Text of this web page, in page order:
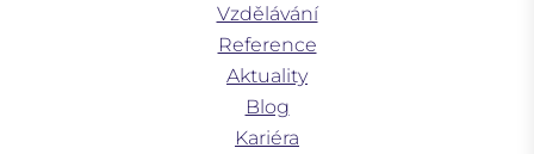
Vzdělávání
Reference
Aktuality
Blog
Kariéra